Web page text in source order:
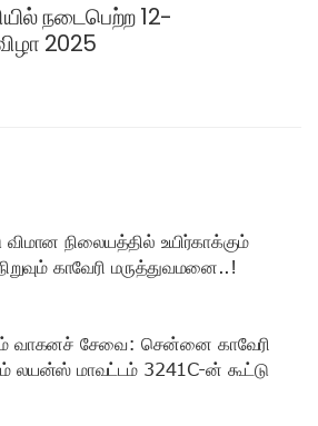
நடைபெற்ற 12-
2025
நிலையத்தில் உயிர்காக்கும்
காவேரி மருத்துவமனை..!
வாகனச் சேவை: சென்னை காவேரி
லயன்ஸ் மாவட்டம் 3241C-ன் கூட்டு